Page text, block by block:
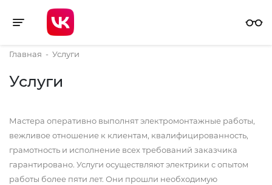
Toggle navigation
Главная - Услуги
Услуги
Мастера оперативно выполнят электромонтажные работы,
вежливое отношение к клиентам, квалифицированность,
грамотность и исполнение всех требований заказчика
гарантировано. Услуги осуществляют электрики с опытом
работы более пяти лет. Они прошли необходимую